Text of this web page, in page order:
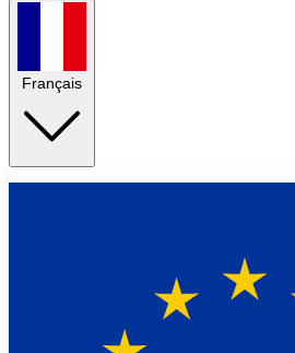
Français